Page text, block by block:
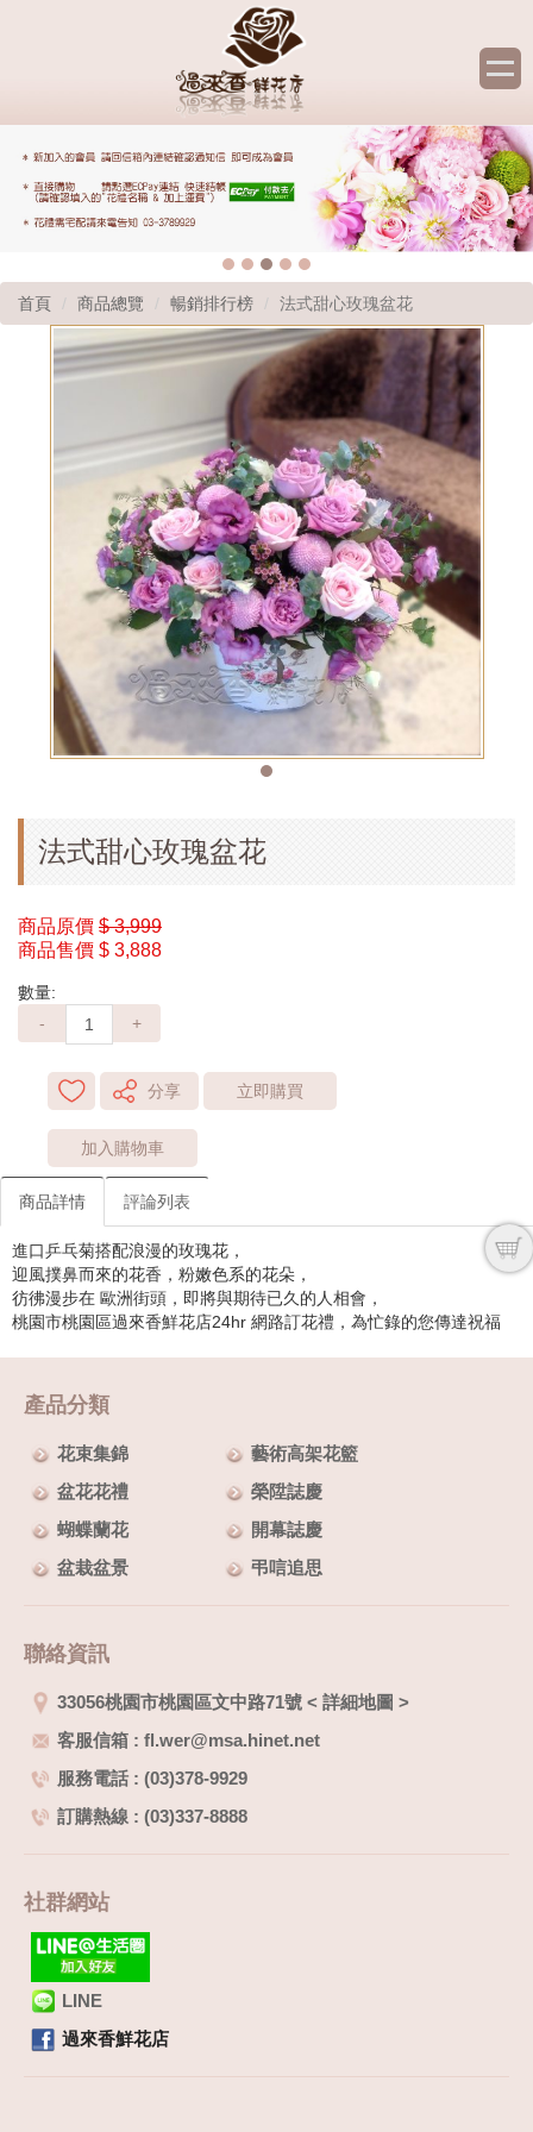
首頁 商品總覽 暢銷排行榜 法式甜心玫瑰盆花
法式甜心玫瑰盆花
商品原價 $ 3,999
商品售價 $ 3,888
數量:
-
+
分享 立即購買
加入購物車
商品詳情 評論列表
進口乒乓菊搭配浪漫的玫瑰花，
迎風撲鼻而來的花香，粉嫩色系的花朵，
彷彿漫步在 歐洲街頭，即將與期待已久的人相會，
桃園市桃園區過來香鮮花店24hr 網路訂花禮，為忙錄的您傳達祝福
產品分類
花束集錦
盆花花禮
蝴蝶蘭花
盆栽盆景
藝術高架花籃
榮陞誌慶
開幕誌慶
弔唁追思
聯絡資訊
33056桃園市桃園區文中路71號 < 詳細地圖 >
客服信箱 : fl.wer@msa.hinet.net
服務電話 : (03)378-9929
訂購熱線 : (03)337-8888
社群網站
LINE
過來香鮮花店